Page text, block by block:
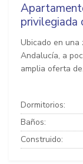
privilegiada
Ubicado en una
Andalucía, a
amplia oferta
Dormitorios:
Baños:
Construido: